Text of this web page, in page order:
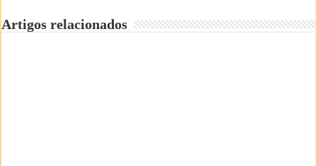
Artigos relacionados